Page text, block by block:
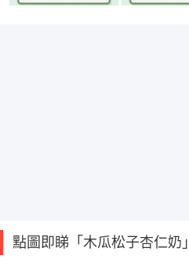
點圖即睇「木瓜松子杏仁奶」